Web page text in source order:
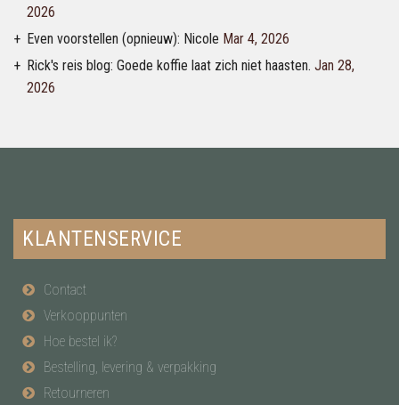
2026
Even voorstellen (opnieuw): Nicole Mar 4, 2026
Rick's reis blog: Goede koffie laat zich niet haasten. Jan 28,
2026
KLANTENSERVICE
Contact
Verkooppunten
Hoe bestel ik?
Bestelling, levering & verpakking
Retourneren